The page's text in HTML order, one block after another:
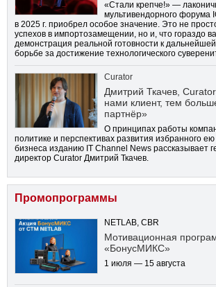
«Стали крепче!» —
мультивендорного форума
в 2025 г. приобрел особое значение. Это не
успехов в импортозамещении, но и, что гораздо
демонстрация реальной готовности к
борьбе за достижение технологического
Curator
Дмитрий Ткачев,
нами клиент, тем
партнёр»
О принципах работы
политике и перспективах развития избранного
бизнеса изданию IT Channel News рассказывает
директор Curator Дмитрий Ткачев.
Промопрограммы
NETLAB, CBR
Мотивационная
«БонусМИКС»
1 июля — 15 августа